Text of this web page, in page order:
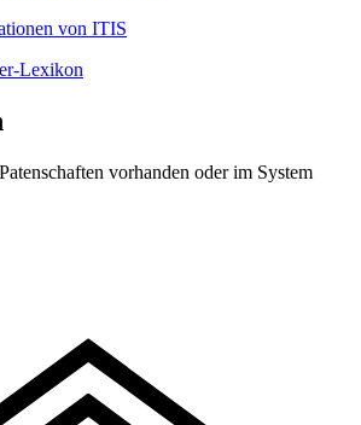
von ITIS
Lexikon
vorhanden oder im System